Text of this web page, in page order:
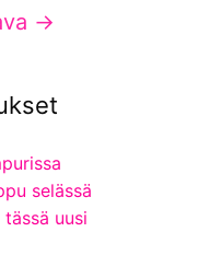
→
selässä
uusi